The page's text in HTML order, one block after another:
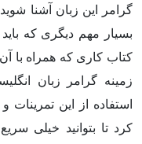
گرامر این زبان آشنا شوید
بسیار مهم دیگری که
کتاب کاری که همراه با
زمینه گرامر زبان
استفاده از این تمرینات
کرد تا بتوانید خیلی